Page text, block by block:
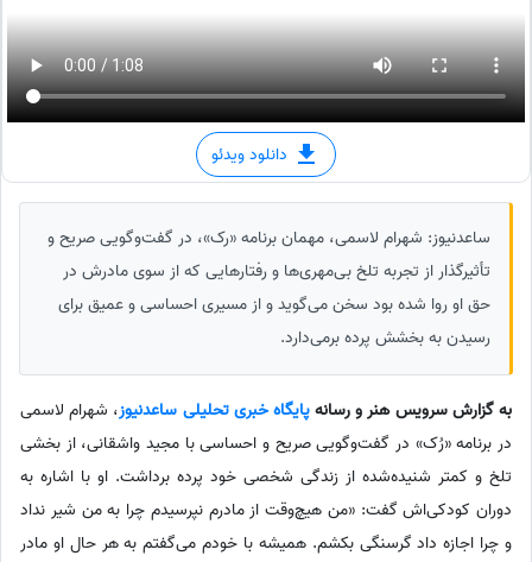
دانلود ویدئو
ساعدنیوز: شهرام لاسمی، مهمان برنامه «رک»، در گفت‌وگویی صریح و
تأثیرگذار از تجربه تلخ بی‌مهری‌ها و رفتارهایی که از سوی مادرش در
حق او روا شده بود سخن می‌گوید و از مسیری احساسی و عمیق برای
رسیدن به بخشش پرده برمی‌دارد.
به گزارش سرویس هنر و رسانهپایگاه خبری تحلیلی ساعدنیوز، شهرام لاسمی
در برنامه «رُک» در گفت‌وگویی صریح و احساسی با مجید واشقانی، از بخشی
تلخ و کمتر شنیده‌شده از زندگی شخصی خود پرده برداشت. او با اشاره به
دوران کودکی‌اش گفت: «من هیچ‌وقت از مادرم نپرسیدم چرا به من شیر نداد
و چرا اجازه داد گرسنگی بکشم. همیشه با خودم می‌گفتم به هر حال او مادر